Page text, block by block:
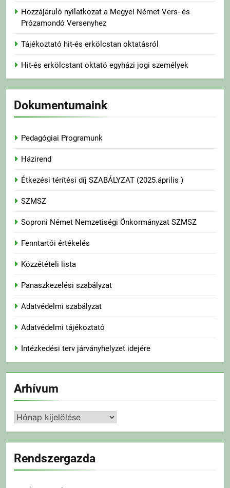
Hozzájáruló nyilatkozat a Megyei Német Vers- és
Prózamondó Versenyhez
Tájékoztató hit-és erkölcstan oktatásról
Hit-és erkölcstant oktató egyházi jogi személyek
Dokumentumaink
Pedagógiai Programunk
Házirend
Étkezési térítési díj SZABÁLYZAT (2025.április )
SZMSZ
Soproni Német Nemzetiségi Önkormányzat SZMSZ
Fenntartói értékelés
Közzétételi lista
Panaszkezelési szabályzat
Adatvédelmi szabályzat
Adatvédelmi tájékoztató
Intézkedési terv járványhelyzet idejére
Arhívum
Arhívum
Rendszergazda